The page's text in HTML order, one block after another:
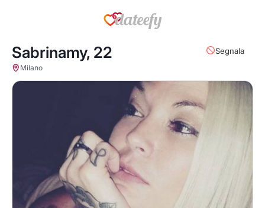
Segnala
Sabrinamy, 22
Milano